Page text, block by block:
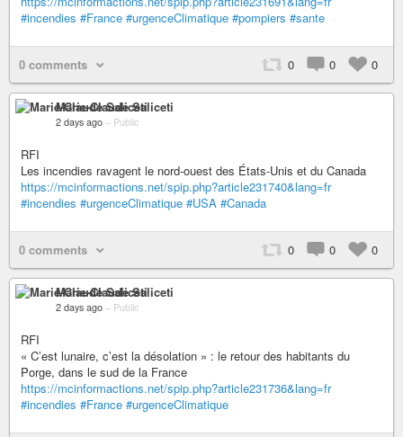
#incendies #France #urgenceClimatique #pompiers #sante
0 comments 0 0 0
Marie-Claude Saliceti
2 days ago – Public
RFI
Les incendies ravagent le nord-ouest des États-Unis et du Canada
https://mcinformactions.net/spip.php?article231740&lang=fr
#incendies #urgenceClimatique #USA #Canada
0 comments 0 0 0
Marie-Claude Saliceti
2 days ago – Public
RFI
« C’est lunaire, c’est la désolation » : le retour des habitants du
Porge, dans le sud de la France
https://mcinformactions.net/spip.php?article231736&lang=fr
#incendies #France #urgenceClimatique